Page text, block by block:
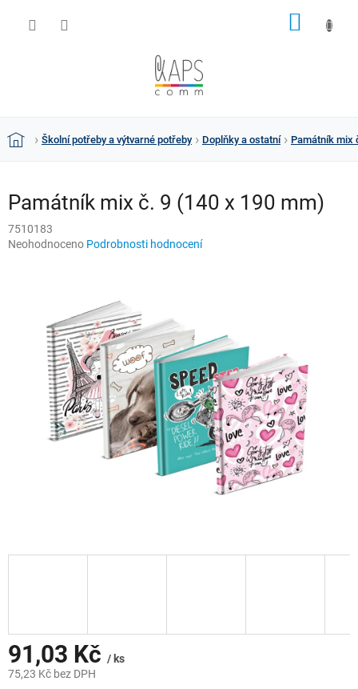
DomůŠkolní potřeby a výtvarné potřeby Doplňky a ostatní Památník mix
Památník mix č. 9 (140 x 190 mm)
7510183
Průměrné
hvězdiček.
Neohodnoceno Podrobnosti hodnocení
91,03 Kč / ks
75,23 Kč bez DPH